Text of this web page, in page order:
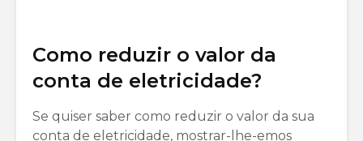
Como reduzir o valor da
conta de eletricidade?
Se quiser saber como reduzir o valor da sua
conta de eletricidade, mostrar-lhe-emos